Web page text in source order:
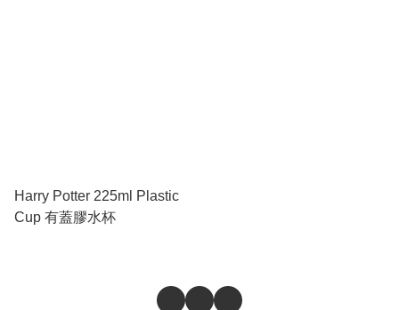
Harry Potter 225ml Plastic
Cup 有蓋膠水杯